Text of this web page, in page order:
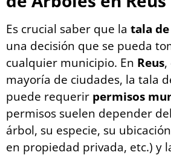
Es crucial saber que la tala
una decisión que se pueda
cualquier municipio. En Reus,
mayoría de ciudades, la tala
puede requerir permisos
permisos suelen depender
árbol, su especie, su
en propiedad privada, etc.) y